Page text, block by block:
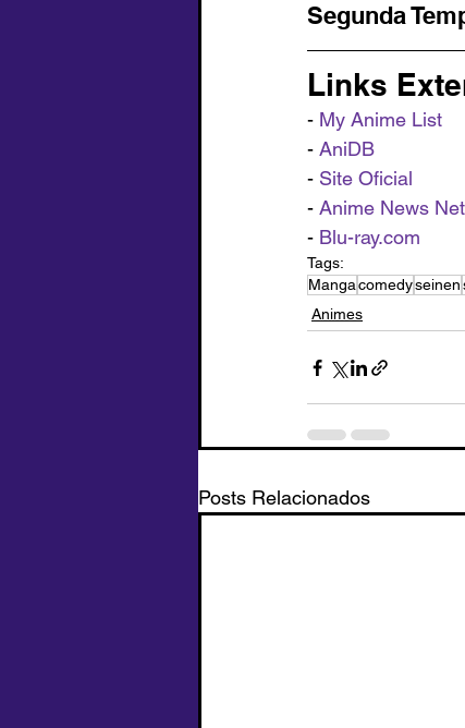
Segunda
Links
- My Anime List
- AniDB
- Site Oficial
- Anime News
- Blu-ray.com
Tags:
Mangacomedyseinen
Animes
Posts Relacionados